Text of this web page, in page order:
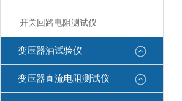
开关回路电阻测试仪
变压器油试验仪
变压器直流电阻测试仪